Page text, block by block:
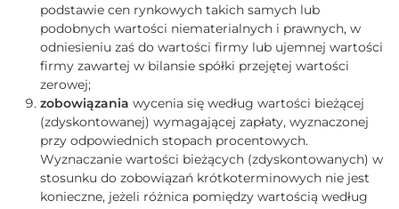
podstawie cen rynkowych takich samych lub
podobnych wartości niematerialnych i prawnych, w
odniesieniu zaś do wartości firmy lub ujemnej wartości
firmy zawartej w bilansie spółki przejętej wartości
zerowej;
zobowiązania wycenia się według wartości bieżącej
(zdyskontowanej) wymagającej zapłaty, wyznaczonej
przy odpowiednich stopach procentowych.
Wyznaczanie wartości bieżących (zdyskontowanych) w
stosunku do zobowiązań krótkoterminowych nie jest
konieczne, jeżeli różnica pomiędzy wartością według